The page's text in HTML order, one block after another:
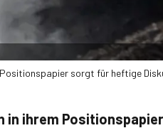
sorgt für heftige
in ihrem